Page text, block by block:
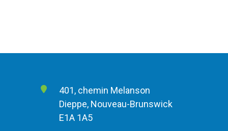
401, chemin Melanson
Dieppe, Nouveau-Brunswick
E1A 1A5